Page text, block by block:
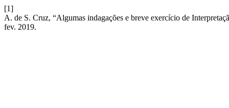
[1]
A. de S. Cruz, “Algumas indagações e breve exercício de
fev. 2019.